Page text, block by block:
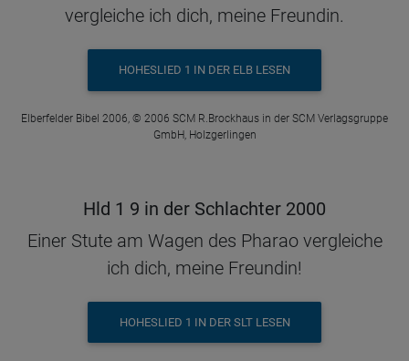
vergleiche ich dich, meine Freundin.
HOHESLIED 1 IN DER ELB LESEN
Elberfelder Bibel 2006, © 2006 SCM R.Brockhaus in der SCM Verlagsgruppe
GmbH, Holzgerlingen
Hld 1 9 in der Schlachter 2000
Einer Stute am Wagen des Pharao vergleiche
ich dich, meine Freundin!
HOHESLIED 1 IN DER SLT LESEN